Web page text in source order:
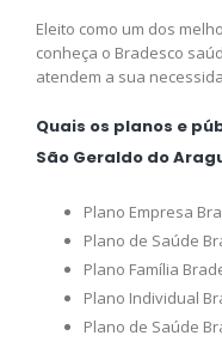
Eleito como um dos
conheça o Bradesco
atendem a sua
Quais os planos e
São Geraldo do
Plano Empresa
Plano de Saúde
Plano Família
Plano Individual
Plano de Saúde